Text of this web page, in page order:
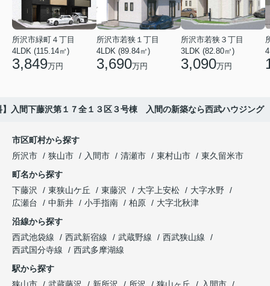
所沢市緑町４丁目
4LDK (115.14㎡)
3,849万円
所沢市若狭１丁目
4LDK (89.84㎡)
3,690万円
所沢市若狭３丁目
3LDK (82.80㎡)
3,090万円
】入間下藤沢第１７全１３区３号棟 入間の新築なら西武ハウジング
市区町村から探す
所沢市
狭山市 入間市 清瀬市 東村山市
東久留米市
町名から探す
下藤沢
東狭山ケ丘 東藤沢 大字上安松
大字水野
広瀬台
中新井 小手指南 柏原
大字北秋津
沿線から探す
西武池袋線
西武新宿線 武蔵野線
西武狭山線
西武国分寺線
西武多摩湖線
駅から探す
狭山市
武蔵藤沢 新所沢 所沢 狭山ヶ丘
入間市